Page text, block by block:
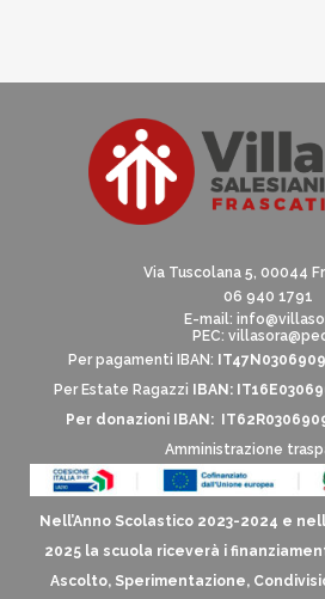
Via Tuscolana 5, 00044
06 940 1791
E-mail:
PEC:
Per pagamenti IBAN:
Per Estate Ragazzi IBAN:
Per donazioni IBAN:
Amministrazione
Nell’Anno Scolastico 2023-2024 e
2025 la scuola riceverà i
Ascolto, Sperimentazione,